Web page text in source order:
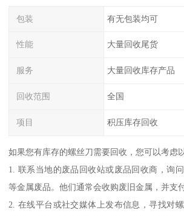
包装 有无包装均可
性能 大量回收尾货
服务 大量回收库存产品
回收范围 全国
项目 积压库存回收
如果您有库存的螺丝刀需要回收，您可以考虑
1. 联系当地的废品回收站或废品回收商，询
等金属废品。他们通常会收购废旧金属，并支
2. 在线平台或社交媒体上发布信息，寻找对